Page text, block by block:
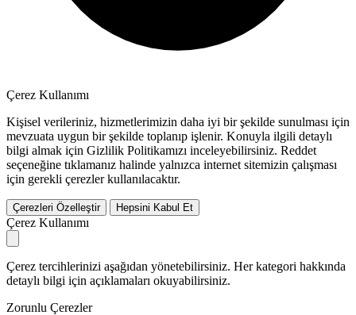
Çerez Kullanımı
Kişisel verileriniz, hizmetlerimizin daha iyi bir şekilde sunulması için
mevzuata uygun bir şekilde toplanıp işlenir. Konuyla ilgili detaylı
bilgi almak için Gizlilik Politikamızı inceleyebilirsiniz. Reddet
seçeneğine tıklamanız halinde yalnızca internet sitemizin çalışması
için gerekli çerezler kullanılacaktır.
Çerezleri Özelleştir Hepsini Kabul Et
Çerez Kullanımı
Çerez tercihlerinizi aşağıdan yönetebilirsiniz. Her kategori hakkında
detaylı bilgi için açıklamaları okuyabilirsiniz.
Zorunlu Çerezler